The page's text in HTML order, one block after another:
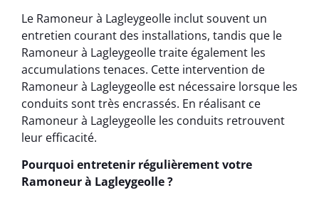
Le Ramoneur à Lagleygeolle inclut souvent un
entretien courant des installations, tandis que le
Ramoneur à Lagleygeolle traite également les
accumulations tenaces. Cette intervention de
Ramoneur à Lagleygeolle est nécessaire lorsque les
conduits sont très encrassés. En réalisant ce
Ramoneur à Lagleygeolle les conduits retrouvent
leur efficacité.
Pourquoi entretenir régulièrement votre
Ramoneur à Lagleygeolle ?